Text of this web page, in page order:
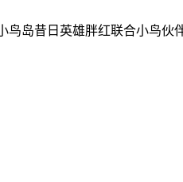
岛昔日英雄胖红联合小鸟伙